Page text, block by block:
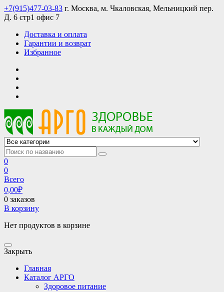
Skip
to
+7(915)477-03-83 г. Москва, м. Чкаловская, Мельницкий пер.
Д. 6 стр1 офис 7
Доставка и оплата
Гарантии и возврат
Избранное
АРГО интернет магазин, доставка в Москве и по всей России
АРГО каталог каталог продукции, официальные цены
0
0
Всего
0,00₽
0 заказов
В корзину
Нет продуктов в корзине
Закрыть
Главная
Каталог АРГО
Здоровое питание